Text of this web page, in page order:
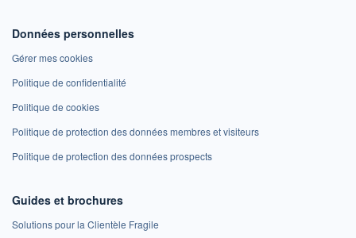
Données personnelles
Gérer mes cookies
Politique de confidentialité
Politique de cookies
Politique de protection des données membres et visiteurs
Politique de protection des données prospects
Guides et brochures
Solutions pour la Clientèle Fragile